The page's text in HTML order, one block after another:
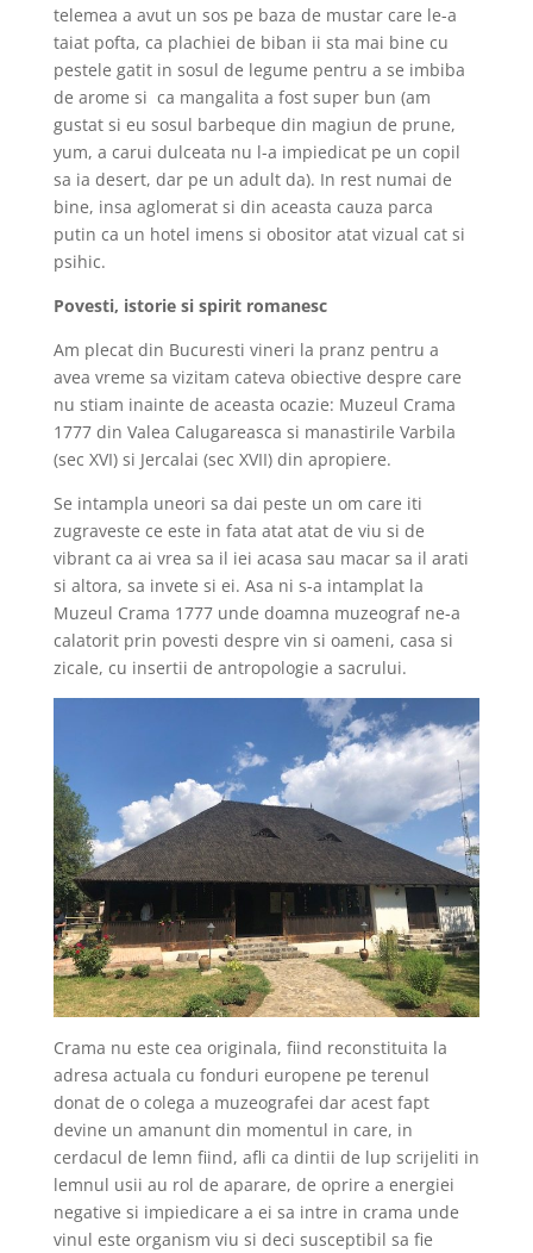
telemea a avut un sos pe baza de mustar care le-a
taiat pofta, ca plachiei de biban ii sta mai bine cu
pestele gatit in sosul de legume pentru a se imbiba
de arome si ca mangalita a fost super bun (am
gustat si eu sosul barbeque din magiun de prune,
yum, a carui dulceata nu l-a impiedicat pe un copil
sa ia desert, dar pe un adult da). In rest numai de
bine, insa aglomerat si din aceasta cauza parca
putin ca un hotel imens si obositor atat vizual cat si
psihic.
Povesti, istorie si spirit romanesc
Am plecat din Bucuresti vineri la pranz pentru a
avea vreme sa vizitam cateva obiective despre care
nu stiam inainte de aceasta ocazie: Muzeul Crama
1777 din Valea Calugareasca si manastirile Varbila
(sec XVI) si Jercalai (sec XVII) din apropiere.
Se intampla uneori sa dai peste un om care iti
zugraveste ce este in fata atat atat de viu si de
vibrant ca ai vrea sa il iei acasa sau macar sa il arati
si altora, sa invete si ei. Asa ni s-a intamplat la
Muzeul Crama 1777 unde doamna muzeograf ne-a
calatorit prin povesti despre vin si oameni, casa si
zicale, cu insertii de antropologie a sacrului.
Crama nu este cea originala, fiind reconstituita la
adresa actuala cu fonduri europene pe terenul
donat de o colega a muzeografei dar acest fapt
devine un amanunt din momentul in care, in
cerdacul de lemn fiind, afli ca dintii de lup scrijeliti in
lemnul usii au rol de aparare, de oprire a energiei
negative si impiedicare a ei sa intre in crama unde
vinul este organism viu si deci susceptibil sa fie